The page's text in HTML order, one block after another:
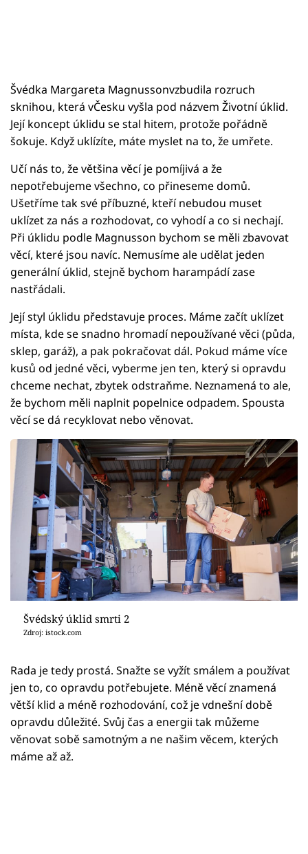
Švédka Margareta Magnussonvzbudila rozruch
sknihou, která vČesku vyšla pod názvem Životní úklid.
Její koncept úklidu se stal hitem, protože pořádně
šokuje. Když uklízíte, máte myslet na to, že umřete.
Učí nás to, že většina věcí je pomíjivá a že
nepotřebujeme všechno, co přineseme domů.
Ušetříme tak své příbuzné, kteří nebudou muset
uklízet za nás a rozhodovat, co vyhodí a co si nechají.
Při úklidu podle Magnusson bychom se měli zbavovat
věcí, které jsou navíc. Nemusíme ale udělat jeden
generální úklid, stejně bychom harampádí zase
nastřádali.
Její styl úklidu představuje proces. Máme začít uklízet
místa, kde se snadno hromadí nepoužívané věci (půda,
sklep, garáž), a pak pokračovat dál. Pokud máme více
kusů od jedné věci, vyberme jen ten, který si opravdu
chceme nechat, zbytek odstraňme. Neznamená to ale,
že bychom měli naplnit popelnice odpadem. Spousta
věcí se dá recyklovat nebo věnovat.
Švédský úklid smrti 2
Zdroj: istock.com
Rada je tedy prostá. Snažte se vyžít smálem a používat
jen to, co opravdu potřebujete. Méně věcí znamená
větší klid a méně rozhodování, což je vdnešní době
opravdu důležité. Svůj čas a energii tak můžeme
věnovat sobě samotným a ne našim věcem, kterých
máme až až.